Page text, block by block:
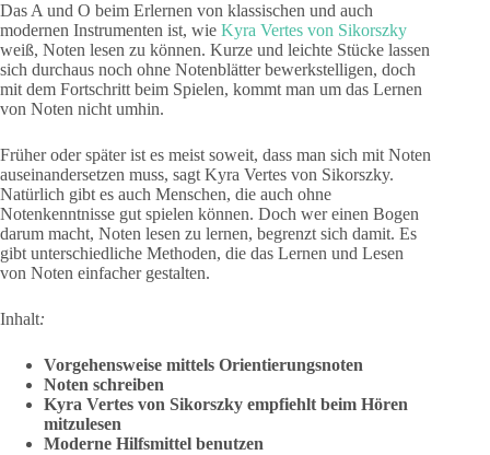
Das A und O beim Erlernen von klassischen und auch
modernen Instrumenten ist, wie Kyra Vertes von Sikorszky
weiß, Noten lesen zu können. Kurze und leichte Stücke lassen
sich durchaus noch ohne Notenblätter bewerkstelligen, doch
mit dem Fortschritt beim Spielen, kommt man um das Lernen
von Noten nicht umhin.
Früher oder später ist es meist soweit, dass man sich mit Noten
auseinandersetzen muss, sagt Kyra Vertes von Sikorszky.
Natürlich gibt es auch Menschen, die auch ohne
Notenkenntnisse gut spielen können. Doch wer einen Bogen
darum macht, Noten lesen zu lernen, begrenzt sich damit. Es
gibt unterschiedliche Methoden, die das Lernen und Lesen
von Noten einfacher gestalten.
Inhalt:
Vorgehensweise mittels Orientierungsnoten
Noten schreiben
Kyra Vertes von Sikorszky empfiehlt beim Hören
mitzulesen
Moderne Hilfsmittel benutzen